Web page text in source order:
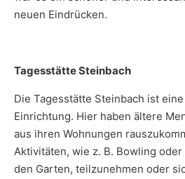
neuen Eindrücken.
Tagesstätte Steinbach
Die Tagesstätte Steinbach ist
Einrichtung. Hier haben ältere
aus ihren Wohnungen
Aktivitäten, wie z. B. Bowling
den Garten, teilzunehmen oder